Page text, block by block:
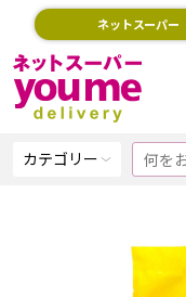
ネットスーパー
カテゴリー